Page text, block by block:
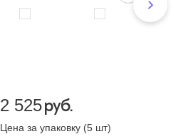
2 525руб.
Цена за упаковку (5 шт)